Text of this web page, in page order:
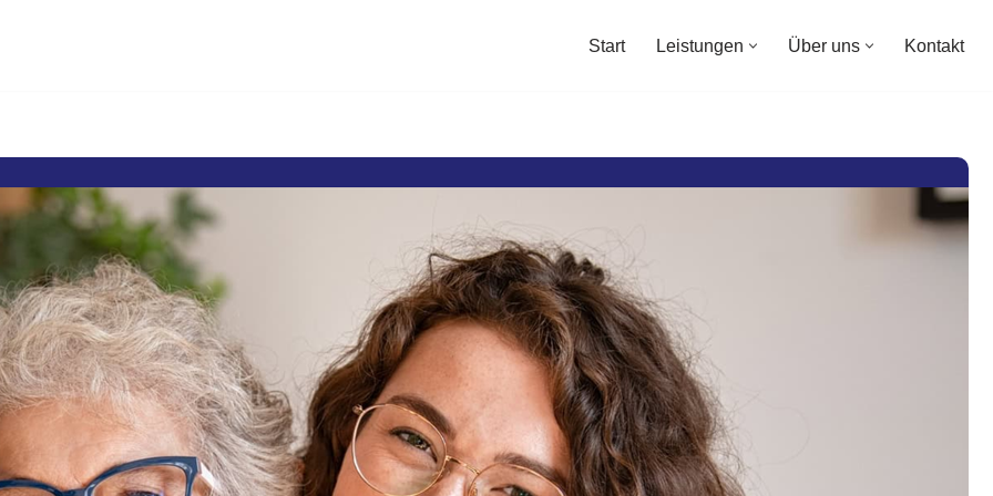
Start Leistungen Über uns Kontakt